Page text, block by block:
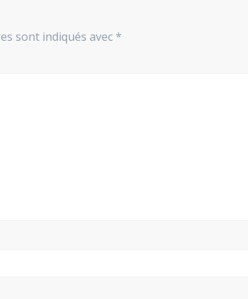
sont indiqués avec *